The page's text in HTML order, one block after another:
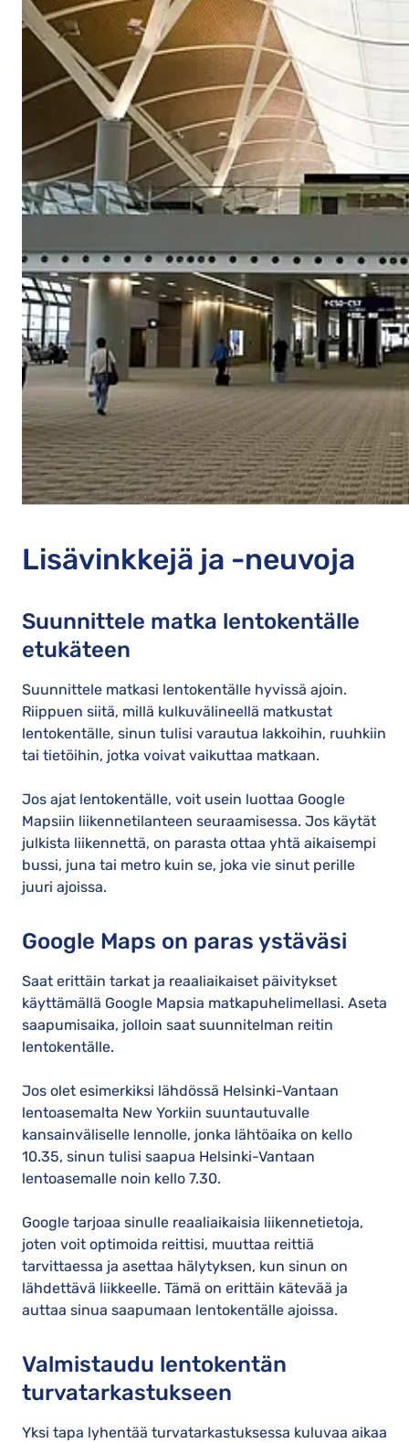
Lisävinkkejä ja -neuvoja
Suunnittele matka lentokentälle
etukäteen
Suunnittele matkasi lentokentälle hyvissä ajoin.
Riippuen siitä, millä kulkuvälineellä matkustat
lentokentälle, sinun tulisi varautua lakkoihin, ruuhkiin
tai tietöihin, jotka voivat vaikuttaa matkaan.
Jos ajat lentokentälle, voit usein luottaa Google
Mapsiin liikennetilanteen seuraamisessa. Jos käytät
julkista liikennettä, on parasta ottaa yhtä aikaisempi
bussi, juna tai metro kuin se, joka vie sinut perille
juuri ajoissa.
Google Maps on paras ystäväsi
Saat erittäin tarkat ja reaaliaikaiset päivitykset
käyttämällä Google Mapsia matkapuhelimellasi. Aseta
saapumisaika, jolloin saat suunnitelman reitin
lentokentälle.
Jos olet esimerkiksi lähdössä Helsinki-Vantaan
lentoasemalta New Yorkiin suuntautuvalle
kansainväliselle lennolle, jonka lähtöaika on kello
10.35, sinun tulisi saapua Helsinki-Vantaan
lentoasemalle noin kello 7.30.
Google tarjoaa sinulle reaaliaikaisia liikennetietoja,
joten voit optimoida reittisi, muuttaa reittiä
tarvittaessa ja asettaa hälytyksen, kun sinun on
lähdettävä liikkeelle. Tämä on erittäin kätevää ja
auttaa sinua saapumaan lentokentälle ajoissa.
Valmistaudu lentokentän
turvatarkastukseen
Yksi tapa lyhentää turvatarkastuksessa kuluvaa aikaa